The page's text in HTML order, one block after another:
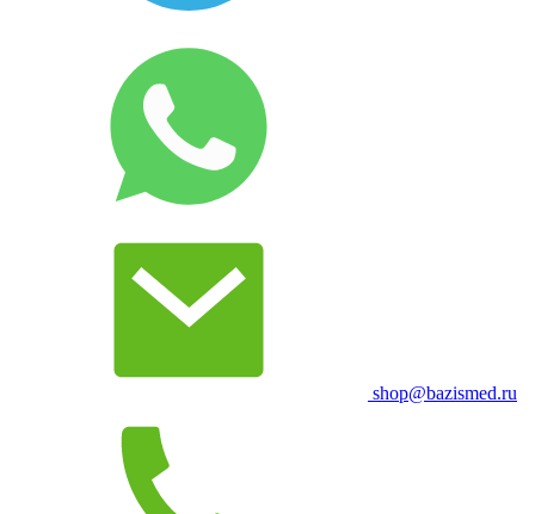
shop@bazismed.ru